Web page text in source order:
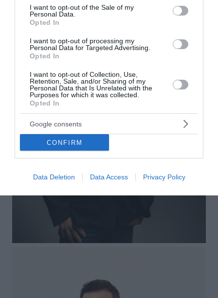
consent section.
I want to opt-out of the Sale of my
Personal Data.
Opted In
I want to opt-out of processing my
Personal Data for Targeted Advertising.
Opted In
I want to opt-out of Collection, Use,
Retention, Sale, and/or Sharing of my
Personal Data that Is Unrelated with the
Purposes for which it was collected.
Opted In
Google consents
CONFIRM
Data Deletion Data Access Privacy Policy